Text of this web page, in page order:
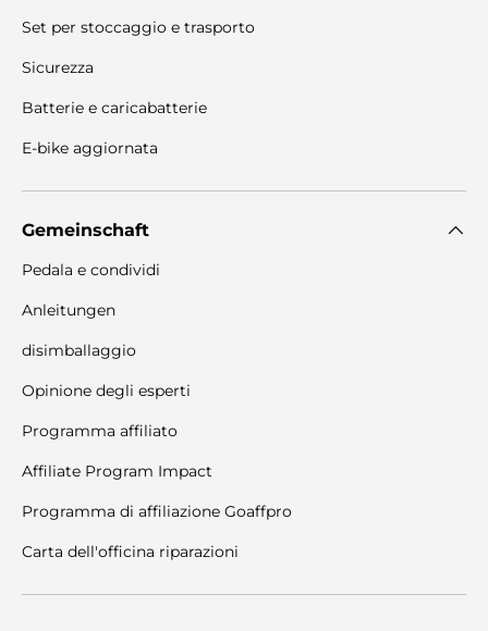
Set per stoccaggio e trasporto
Sicurezza
Batterie e caricabatterie
E-bike aggiornata
Gemeinschaft
Pedala e condividi
Anleitungen
disimballaggio
Opinione degli esperti
Programma affiliato
Affiliate Program Impact
Programma di affiliazione Goaffpro
Carta dell'officina riparazioni